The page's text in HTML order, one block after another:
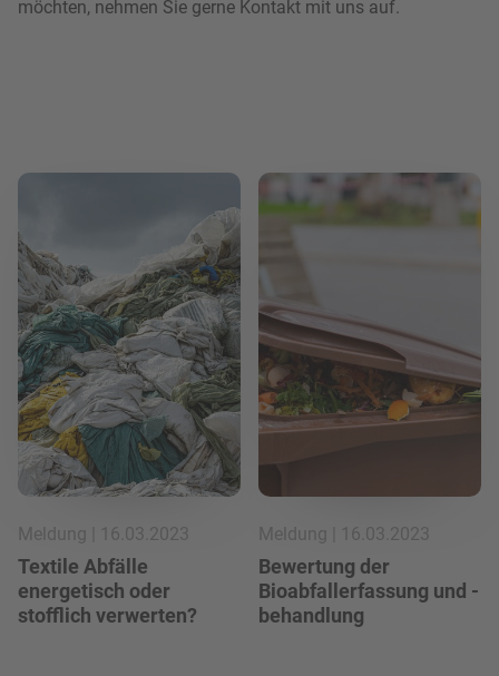
möchten, nehmen Sie gerne Kontakt mit uns auf.
Mehr lesen
Meldung | 16.03.2023
Textile Abfälle
energetisch oder
stofflich verwerten?
Mehr lesen
Meldung | 16.03.2023
Bewertung der
Bioabfallerfassung und -
behandlung